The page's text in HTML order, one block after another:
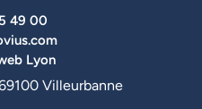
49 00
Lyon
Villeurbanne